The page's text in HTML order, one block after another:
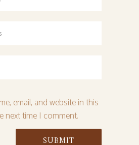
email, and website in this
next time I comment.